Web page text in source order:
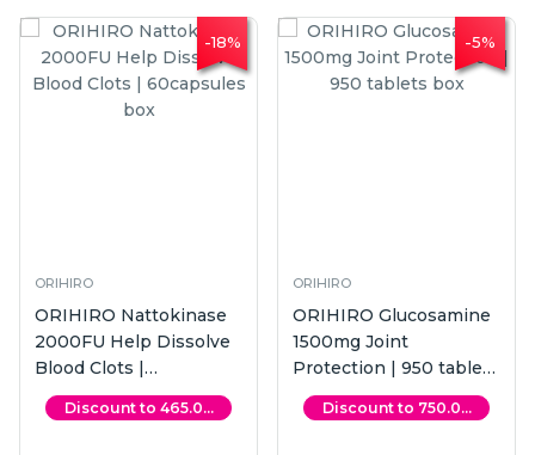
-18%
Nattokinase
Help Dissolve
Clots |
box
to 465.0...
-5%
ORIHIRO Glucosamine
1500mg Joint
Protection | 950 tablets
box
Discount to 750.0...
box